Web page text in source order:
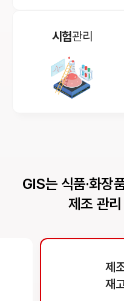
시험관리
GIS는 식품·화장
제조 관
제
재